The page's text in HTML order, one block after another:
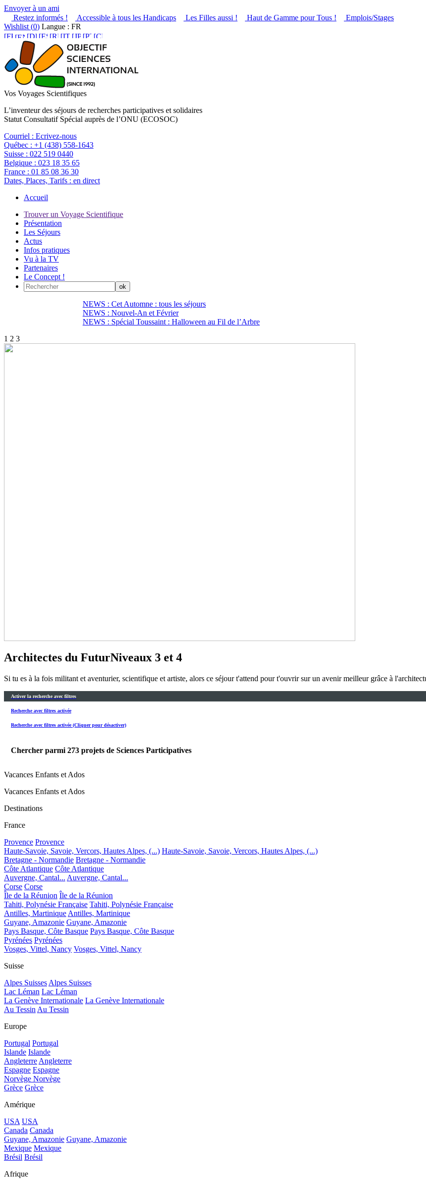
Envoyer à un ami
Restez informés !
Accessible à tous les Handicaps Les Filles aussi ! Haut de Gamme pour Tous !
Emplois/Stages
Wishlist (0) Langue : FR
Vos Voyages Scientifiques
L’inventeur des séjours de recherches participatives et solidaires
Statut Consultatif Spécial auprès de l’ONU (ECOSOC)
Courriel : Ecrivez-nous
Québec : +1 (438) 558-1643
Suisse : 022 519 0440
Belgique : 023 18 35 65
France : 01 85 08 36 30
Dates, Places, Tarifs : en direct
Accueil
Trouver un Voyage Scientifique
Présentation
Les Séjours
Actus
Infos pratiques
Vu à la TV
Partenaires
Le Concept !
NEWS : Cet Automne : tous les séjours
NEWS : Nouvel-An et Février
NEWS : Spécial Toussaint : Halloween au Fil de l’Arbre
1 2 3
Architectes du FuturNiveaux 3 et 4
Si tu es à la fois militant et aventurier, scientifique et artiste, alors ce séjour t'attend pour t'ouvrir sur un avenir meilleur grâce à
Activer la recherche avec filtres
Recherche avec filtres activée
Recherche avec filtres activée (Cliquer pour désactiver)
Chercher parmi 273 projets de Sciences Participatives
Vacances Enfants et Ados
Vacances Enfants et Ados
Destinations
France
Provence Provence
Haute-Savoie, Savoie, Vercors, Hautes Alpes, (...) Haute-Savoie, Savoie, Vercors, Hautes Alpes, (...)
Bretagne - Normandie Bretagne - Normandie
Côte Atlantique Côte Atlantique
Auvergne, Cantal... Auvergne, Cantal...
Corse Corse
Île de la Réunion Île de la Réunion
Tahiti, Polynésie Française Tahiti, Polynésie Française
Antilles, Martinique Antilles, Martinique
Guyane, Amazonie Guyane, Amazonie
Pays Basque, Côte Basque Pays Basque, Côte Basque
Pyrénées Pyrénées
Vosges, Vittel, Nancy Vosges, Vittel, Nancy
Suisse
Alpes Suisses Alpes Suisses
Lac Léman Lac Léman
La Genève Internationale La Genève Internationale
Au Tessin Au Tessin
Europe
Portugal Portugal
Islande Islande
Angleterre Angleterre
Espagne Espagne
Norvège Norvège
Grèce Grèce
Amérique
USA USA
Canada Canada
Guyane, Amazonie Guyane, Amazonie
Mexique Mexique
Brésil Brésil
Afrique